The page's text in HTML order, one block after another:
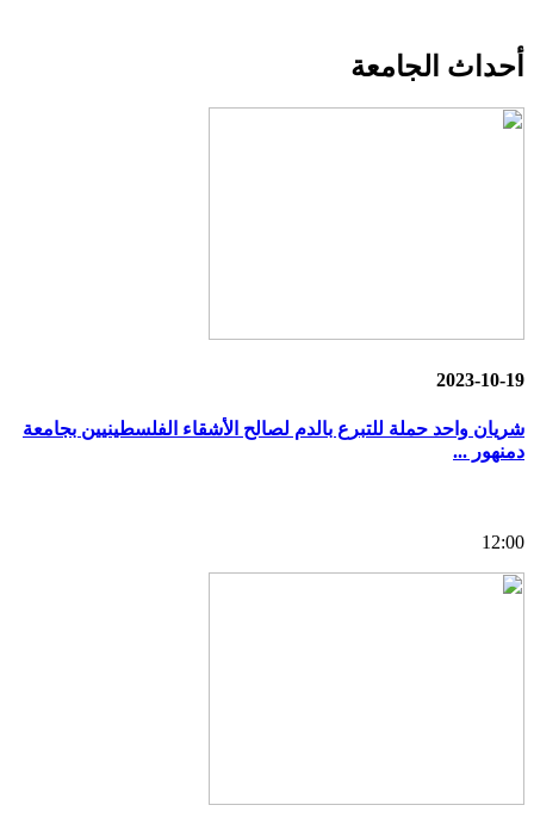
أحداث الجامعة
2023-10-19
شريان واحد حملة للتبرع بالدم لصالح الأشقاء الفلسطينيين بجامعة
دمنهور ...
12:00